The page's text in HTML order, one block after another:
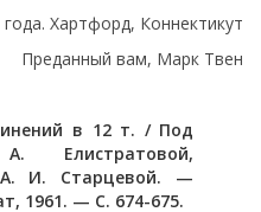
Хартфорд, Коннектикут
Преданный вам, Марк Твен
в 12 т. / Под
И. Старцевой. —
1961. — С. 674-675.